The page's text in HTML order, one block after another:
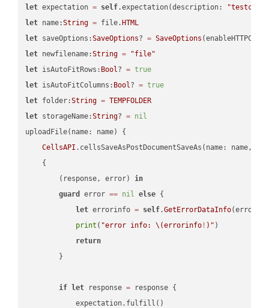
let expectation = self.expectation(description:
let name:String = file. HTML
let saveOptions:SaveOptions? = SaveOptions
let newfilename:String =
"file"
let isAutoFitRows: Bool? = true
let isAutoFitColumns: Bool? = true
let folder:String = TEMPFOLDER
let storageName:String? = nil
uploadFile(name: name) {
CellsAPI .cellsSaveAsPostDocumentSaveAs(name:
    {
        (response, error)
in
guard
error == nil else {
let errorinfo = self.GetErrorDataInfo(error:
print ( "error info: \(errorinfo ! ) " )
return
        }
if let response = response {
            expectation.fulfill()